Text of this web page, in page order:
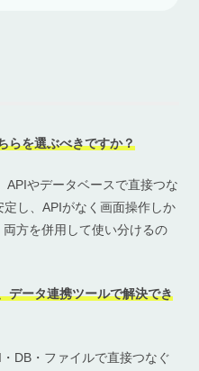
らを選ぶべきですか？
APIやデータベースで直接つな
し、APIがなく画面操作しか
方を併用して使い分けるの
データ連携ツールで解決でき
DB・ファイルで直接つなぐ